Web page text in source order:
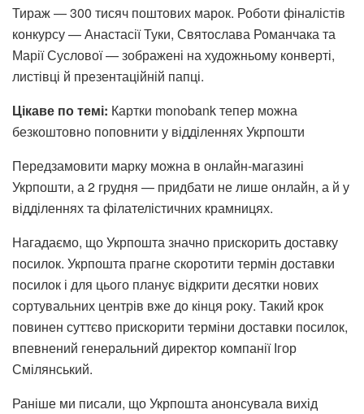
Тираж — 300 тисяч поштових марок. Роботи фіналістів
конкурсу — Анастасії Туки, Святослава Романчака та
Марії Суслової — зображені на художньому конверті,
листівці й презентаційній папці.
Цікаве по темі: Картки monobank тепер можна
безкоштовно поповнити у відділеннях Укрпошти
Передзамовити марку можна в онлайн-магазині
Укрпошти, а 2 грудня — придбати не лише онлайн, а й у
відділеннях та філателістичних крамницях.
Нагадаємо, щоУкрпошта значно прискорить доставку
посилок. Укрпошта прагне скоротити термін доставки
посилок і для цього планує відкрити десятки нових
сортувальних центрів вже до кінця року. Такий крок
повинен суттєво прискорити терміни доставки посилок,
впевнений генеральний директор компанії Ігор
Смілянський.
Раніше ми писали, щоУкрпошта анонсувала вихід